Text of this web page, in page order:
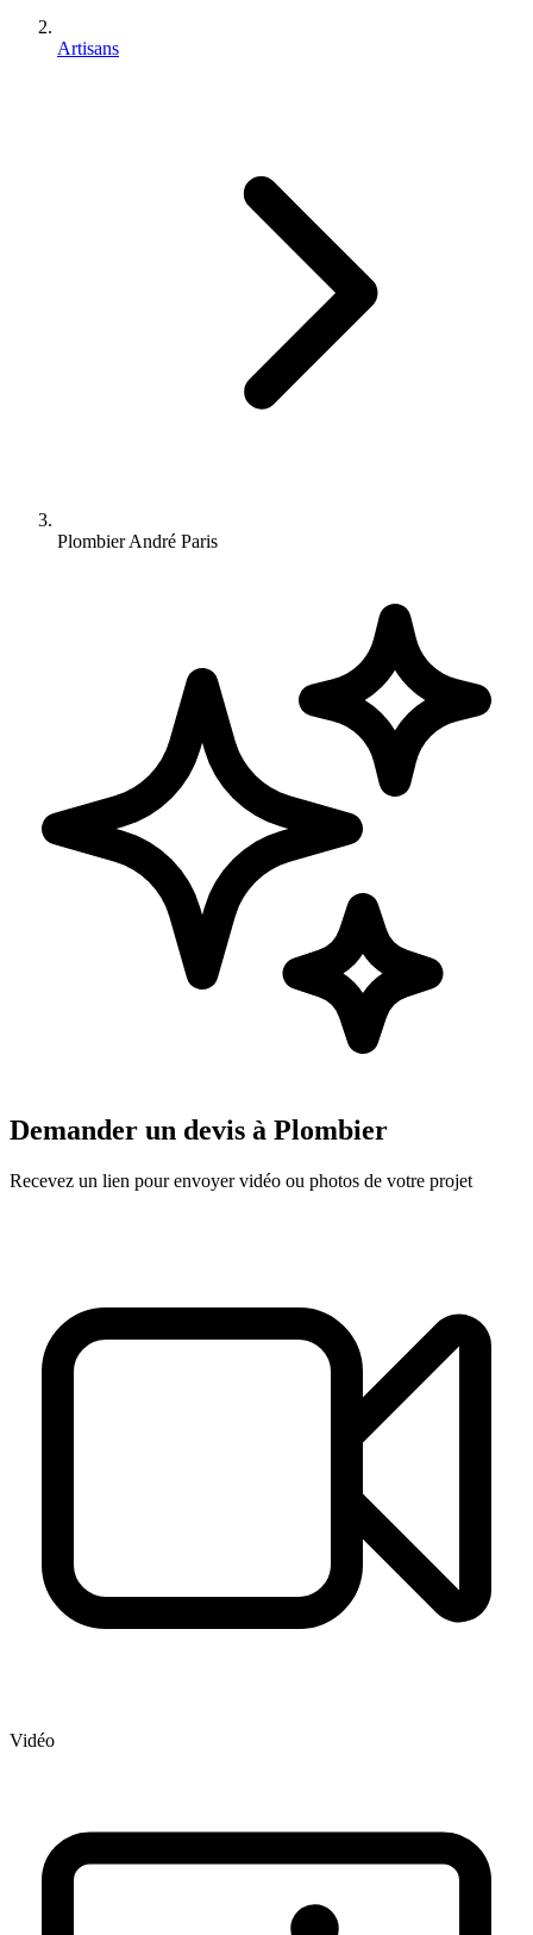
Artisans
Plombier André Paris
Demander un devis à Plombier
Recevez un lien pour envoyer vidéo ou photos de votre projet
Vidéo